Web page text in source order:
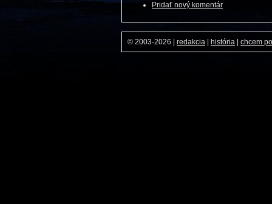
Pridať nový komentár
© 2003-2026 redakcia história chcem